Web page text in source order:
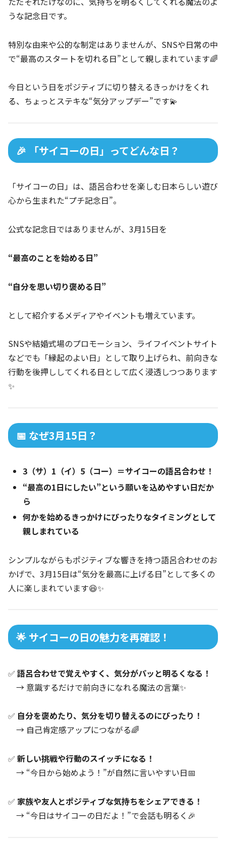
うな記念日です。
特別な由来や公的な制定はありませんが、SNSや日常の中
で“最高のスタートを切れる日”として親しまれています🌈
今日という日をポジティブに切り替えるきっかけをくれ
る、ちょっとステキな“気分アップデー”です💫
🎉 「サイコーの日」ってどんな日？
「サイコーの日」は、語呂合わせを楽しむ日本らしい遊び
心から生まれた“プチ記念日”。
公式な記念日ではありませんが、3月15日を
“最高のことを始める日”
“自分を思い切り褒める日”
として紹介するメディアやイベントも増えています。
SNSや結婚式場のプロモーション、ライフイベントサイト
などでも「縁起のよい日」として取り上げられ、前向きな
行動を後押ししてくれる日として広く浸透しつつあります
✨
📅 なぜ3月15日？
3（サ）1（イ）5（コー）＝サイコーの語呂合わせ！
“最高の1日にしたい”という願いを込めやすい日だか
ら
何かを始めるきっかけにぴったりなタイミングとして
親しまれている
シンプルながらもポジティブな響きを持つ語呂合わせのお
かげで、3月15日は“気分を最高に上げる日”として多くの
人に楽しまれています😆✨
🌟 サイコーの日の魅力を再確認！
✅ 語呂合わせで覚えやすく、気分がパッと明るくなる！
→ 意識するだけで前向きになれる魔法の言葉✨
✅ 自分を褒めたり、気分を切り替えるのにぴったり！
→ 自己肯定感アップにつながる🌈
✅ 新しい挑戦や行動のスイッチになる！
→ “今日から始めよう！”が自然に言いやすい日📅
✅ 家族や友人とポジティブな気持ちをシェアできる！
→ “今日はサイコーの日だよ！”で会話も明るく🎉